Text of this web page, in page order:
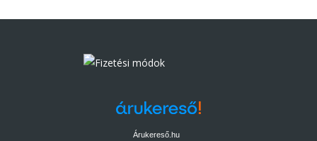
Árukereső.hu